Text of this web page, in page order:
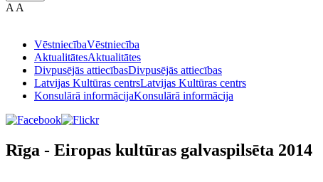
A A
VēstniecībaVēstniecība
AktualitātesAktualitātes
Divpusējās attiecībasDivpusējās attiecības
Latvijas Kultūras centrsLatvijas Kultūras centrs
Konsulārā informācijaKonsulārā informācija
Rīga - Eiropas kultūras galvaspilsēta 2014